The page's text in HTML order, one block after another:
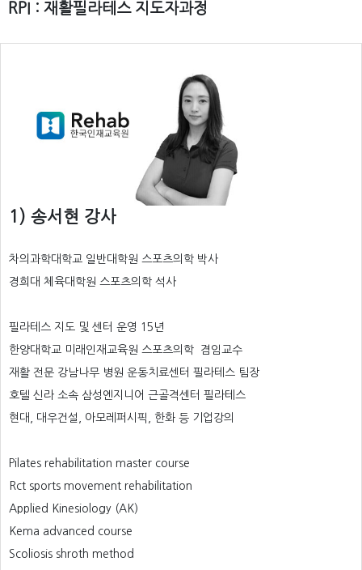
RPI : 재활필라테스 지도자과정
1) 송서현 강사
차의과학대학교 일반대학원 스포츠의학 박사
경희대 체육대학원 스포츠의학 석사
필라테스 지도 및 센터 운영 15년
한양대학교 미래인재교육원 스포츠의학 겸임교수
재활 전문 강남나무 병원 운동치료센터 필라테스 팀장
호텔 신라 소속 삼성엔지니어 근골격센터 필라테스
현대, 대우건설, 아모레퍼시픽, 한화 등 기업강의
Pilates rehabilitation master course
Rct sports movement rehabilitation
Applied Kinesiology (AK)
Kema advanced course
Scoliosis shroth method